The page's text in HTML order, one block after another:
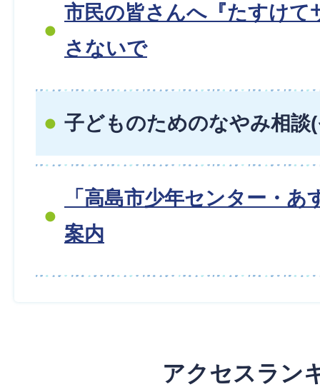
市民の皆さんへ『たすけて
さないで
子どものためのなやみ相談
「高島市少年センター・
案内
アクセスラン